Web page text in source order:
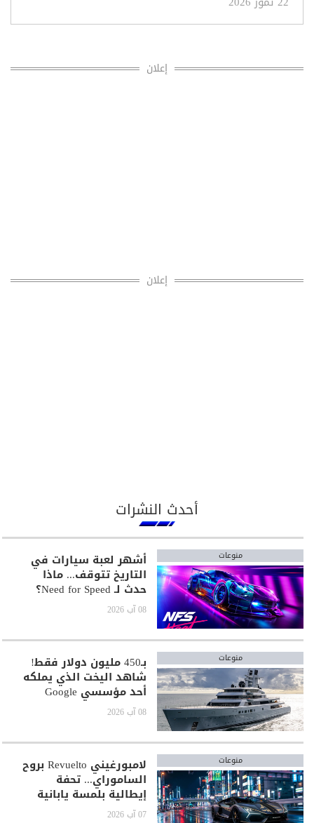
إعلان
إعلان
أحدث النشرات
منوعات أشهر لعبة سيارات في
التاريخ تتوقف... ماذا
حدث لـ Need for Speed؟
08 آب 2026
منوعات بـ450 مليون دولار فقط!
شاهد اليخت الذي يملكه
أحد مؤسسي Google
08 آب 2026
منوعات لامبورغيني Revuelto بروح
الساموراي... تحفة
إيطالية بلمسة يابانية
خاصة
07 آب 2026